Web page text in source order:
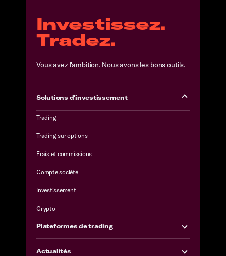
Investissez.
Tradez.
Vous avez l'ambition. Nous avons les bons outils.
Solutions d'investissement
Trading
Trading sur options
Frais et commissions
Compte société
Investissement
Crypto
Plateformes de trading
Actualités